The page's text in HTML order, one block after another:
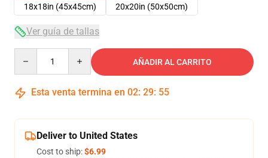
18x18in (45x45cm)
20x20in (50x50cm)
Ver guía de tallas
AÑADIR AL CARRITO
Esta venta termina en 02: 29: 54
Deliver to United States
Cost to ship:$6.99